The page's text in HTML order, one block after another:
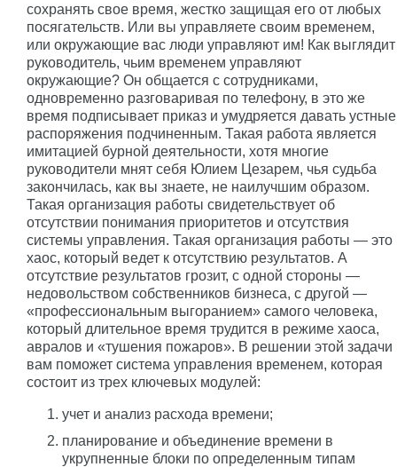
сохранять свое время, жестко защищая его от любых
посягательств. Или вы управляете своим временем,
или окружающие вас люди управляют им! Как выглядит
руководитель, чьим временем управляют
окружающие? Он общается с сотрудниками,
одновременно разговаривая по телефону, в это же
время подписывает приказ и умудряется давать устные
распоряжения подчиненным. Такая работа является
имитацией бурной деятельности, хотя многие
руководители мнят себя Юлием Цезарем, чья судьба
закончилась, как вы знаете, не наилучшим образом.
Такая организация работы свидетельствует об
отсутствии понимания приоритетов и отсутствия
системы управления. Такая организация работы — это
хаос, который ведет к отсутствию результатов. А
отсутствие результатов грозит, с одной стороны —
недовольством собственников бизнеса, с другой —
«профессиональным выгоранием» самого человека,
который длительное время трудится в режиме хаоса,
авралов и «тушения пожаров». В решении этой задачи
вам поможет система управления временем, которая
состоит из трех ключевых модулей:
учет и анализ расхода времени;
планирование и объединение времени в
укрупненные блоки по определенным типам